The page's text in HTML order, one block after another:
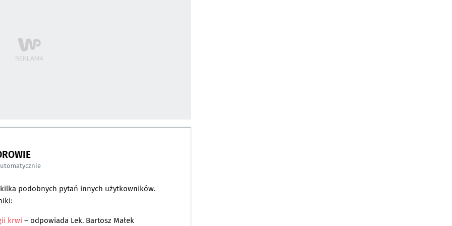
podobnych pytań innych użytkowników.
krwi – odpowiada Lek. Bartosz Małek